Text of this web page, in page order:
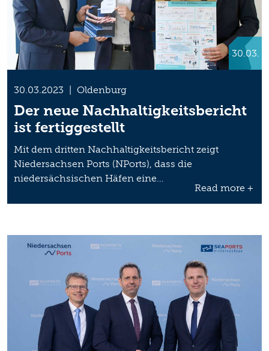
30.03.
30.03.2023 Oldenburg
Der neue Nachhaltigkeitsbericht
ist fertiggestellt
Mit dem dritten Nachhaltigkeitsbericht zeigt
Niedersachsen Ports (NPorts), dass die
niedersächsischen Häfen eine…
Read more +